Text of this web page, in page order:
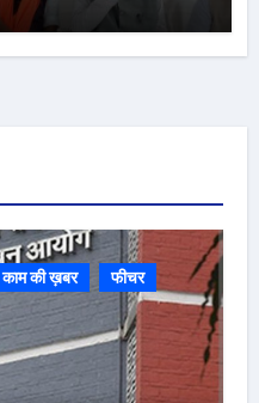
काम की ख़बर फीचर